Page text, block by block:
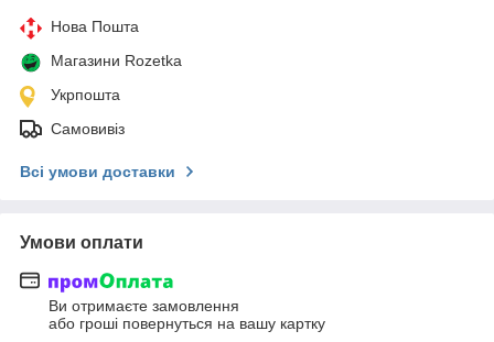
Нова Пошта
Магазини Rozetka
Укрпошта
Самовивіз
Всі умови доставки
Умови оплати
Ви отримаєте замовлення
або гроші повернуться на вашу картку